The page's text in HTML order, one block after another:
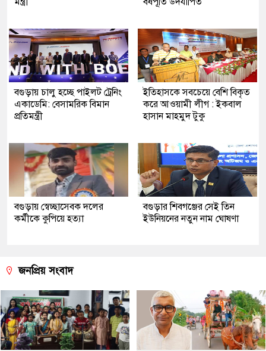
বগুড়ায় চালু হচ্ছে পাইলট ট্রেনিং
একাডেমি: বেসামরিক বিমান
প্রতিমন্ত্রী
ইতিহাসকে সবচেয়ে বেশি বিকৃত
করে আওয়ামী লীগ : ইকবাল
হাসান মাহমুদ টুকু
বগুড়ায় স্বেচ্ছাসেবক দলের
কর্মীকে কুপিয়ে হত্যা
বগুড়ার শিবগঞ্জের সেই তিন
ইউনিয়নের নতুন নাম ঘোষণা
জনপ্রিয় সংবাদ